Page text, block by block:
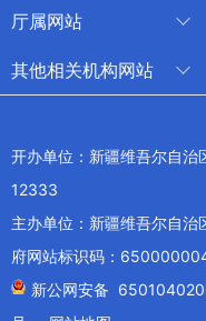
技能人才评价工作网
厅属网站
中国新疆人才网
其他相关机构网站
新疆新闻网
新疆电视台
开办单位：新疆维吾尔自
12333
主办单位：新疆维吾尔自
府网站标识码：
新公网安备